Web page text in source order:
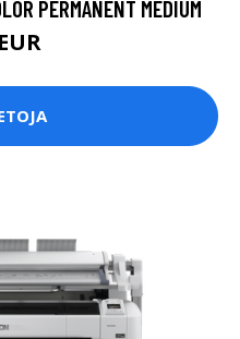
PERMANENT MEDIUM